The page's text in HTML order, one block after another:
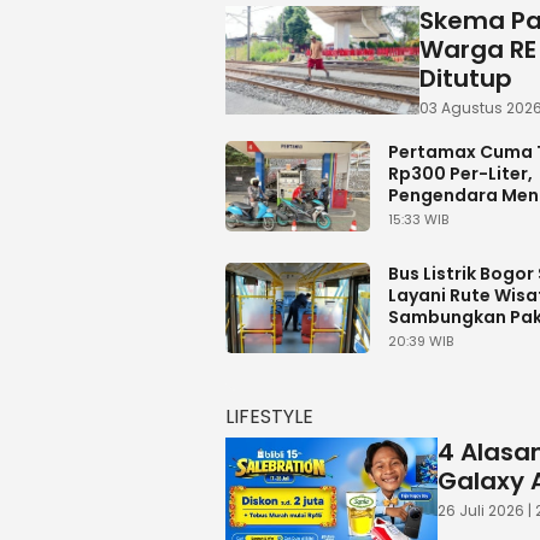
Skema
Warga
Ditutup
03 Agustus 2026
Pertamax Cuma
Rp300 Per-Liter,
Pengendara
Kurang Berasa,
15:33 WIB
Bus Listrik Bogor
Layani Rute
Sambungkan
Margo City
20:39 WIB
LIFESTYLE
4
Galaxy
26 Juli 2026 |